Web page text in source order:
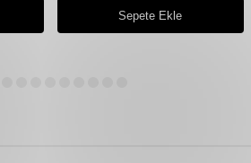
Sepete Ekle